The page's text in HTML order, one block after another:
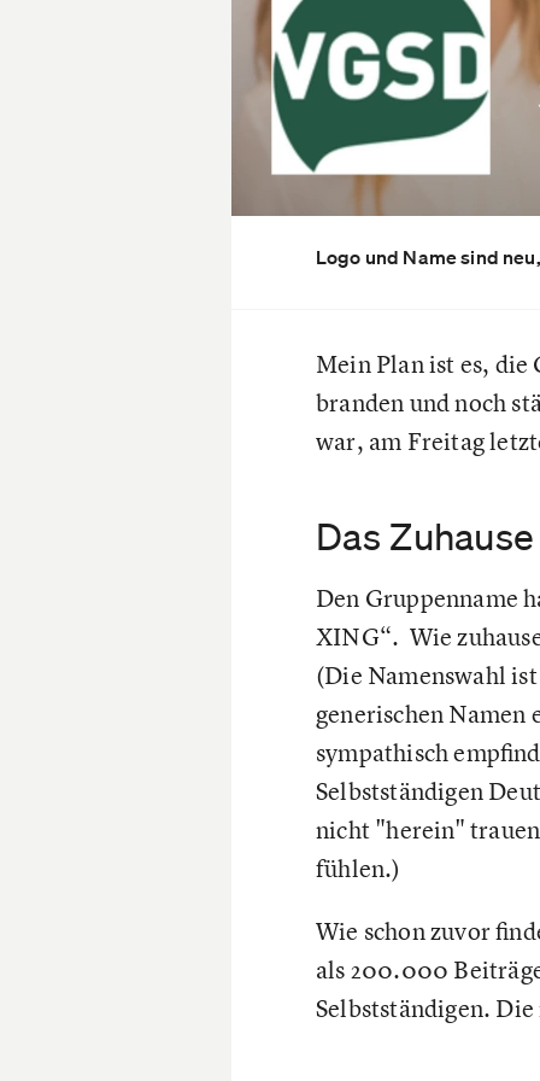
Logo und Name sind
Mein Plan ist es, die
branden und noch
war, am Freitag
Das
Den Gruppenname
XING“. Wie
(Die Namenswahl
generischen Namen
sympathisch
Selbstständigen
nicht "herein"
fühlen.)
Wie schon zuvor
als 200.000
Selbstständigen.